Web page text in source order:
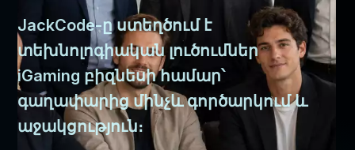
JackCode-ը ստեղծում է
տեխնոլոգիական լուծումներ
iGaming բիզնեսի համար՝
գաղափարից մինչև գործարկում և
աջակցություն։